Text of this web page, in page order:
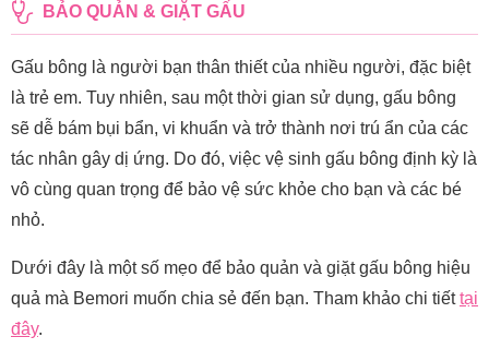
BẢO QUẢN & GIẶT GẤU
Gấu bông là người bạn thân thiết của nhiều người, đặc biệt
là trẻ em. Tuy nhiên, sau một thời gian sử dụng, gấu bông
sẽ dễ bám bụi bẩn, vi khuẩn và trở thành nơi trú ẩn của các
tác nhân gây dị ứng. Do đó, việc vệ sinh gấu bông định kỳ là
vô cùng quan trọng để bảo vệ sức khỏe cho bạn và các bé
nhỏ.
Dưới đây là một số mẹo để bảo quản và giặt gấu bông hiệu
quả mà Bemori muốn chia sẻ đến bạn. Tham khảo chi tiếttại
đây.